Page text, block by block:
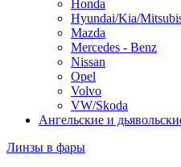
Honda
Hyundai/Kia/
Mazda
Mercedes - Benz
Nissan
Opel
Volvo
VW/Skoda
Ангельские и
Линзы в фары